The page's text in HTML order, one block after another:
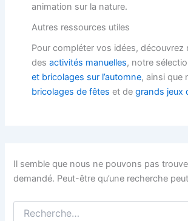
animation sur la nature.
Autres ressources utiles
Pour compléter vos idées, découvrez
des activités manuelles, notre
et bricolages sur l’automne, ainsi que
bricolages de fêtes et de grands jeux
Il semble que nous ne pouvons pas
demandé. Peut-être qu’une recherche
Rechercher :